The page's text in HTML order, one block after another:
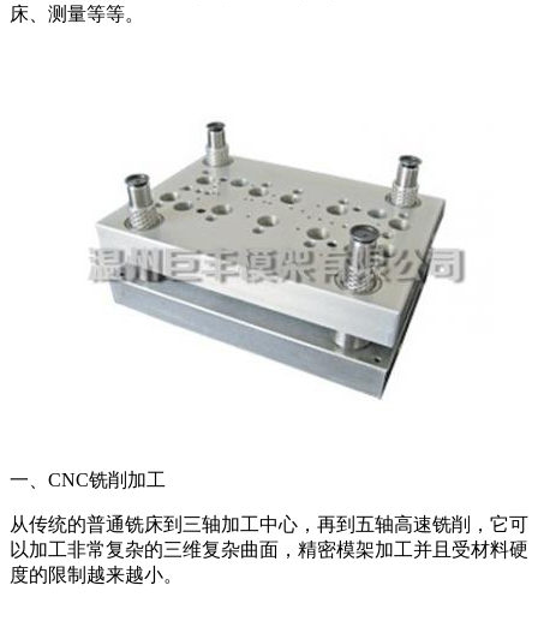
床、测量等等。
一、CNC铣削加工
从传统的普通铣床到三轴加工中心，再到五轴高速铣削，它可
以加工非常复杂的三维复杂曲面，精密模架加工并且受材料硬
度的限制越来越小。